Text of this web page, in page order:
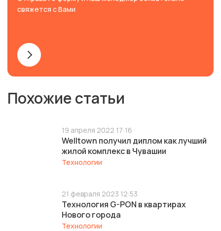
свяжется с Вами
Похожие статьи
19 апреля 2022 17:16
Welltown получил диплом как лучший
жилой комплекс в Чувашии
Технологии
21 февраля 2023 12:53
Технология G-PON в квартирах
Нового города
Технологии